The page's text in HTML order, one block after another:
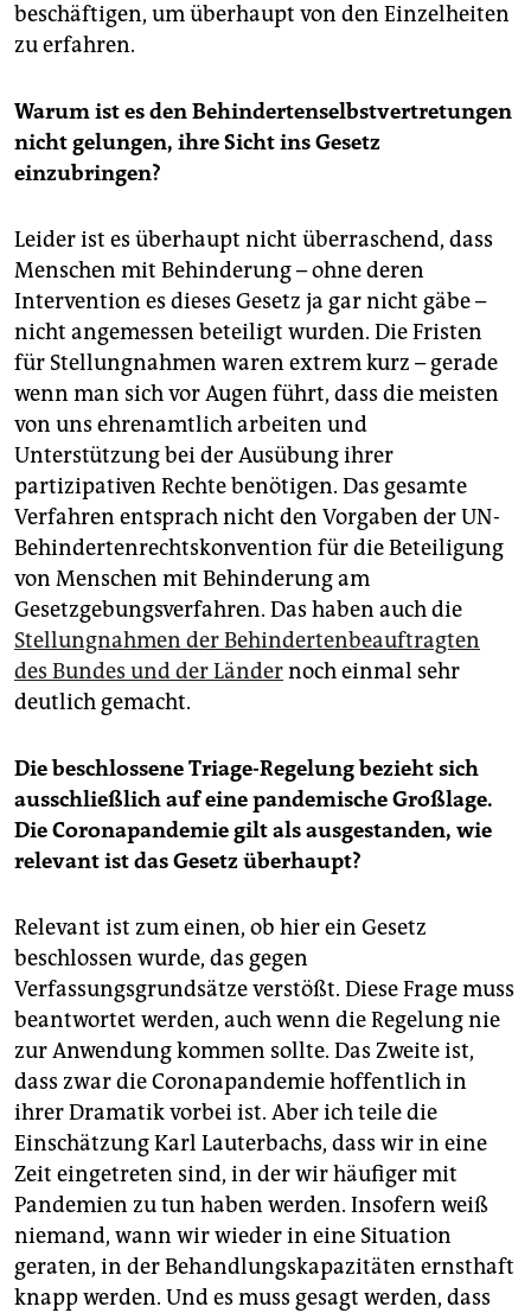
beschäftigen, um überhaupt von den Einzelheiten
zu erfahren.
Warum ist es den Behindertenselbstvertretungen
nicht gelungen, ihre Sicht ins Gesetz
einzubringen?
Leider ist es überhaupt nicht überraschend, dass
Menschen mit Behinderung – ohne deren
Intervention es dieses Gesetz ja gar nicht gäbe –
nicht angemessen beteiligt wurden. Die Fristen
für Stellungnahmen waren extrem kurz – gerade
wenn man sich vor Augen führt, dass die meisten
von uns ehrenamtlich arbeiten und
Unterstützung bei der Ausübung ihrer
partizipativen Rechte benötigen. Das gesamte
Verfahren entsprach nicht den Vorgaben der UN-
Behindertenrechtskonvention für die Beteiligung
von Menschen mit Behinderung am
Gesetzgebungsverfahren. Das haben auch die
Stellungnahmen der Behindertenbeauftragten
des Bundes und der Ländernoch einmal sehr
deutlich gemacht.
Die beschlossene Triage-Regelung bezieht sich
ausschließlich auf eine pandemische Großlage.
Die Coronapandemie gilt als ausgestanden, wie
relevant ist das Gesetz überhaupt?
Relevant ist zum einen, ob hier ein Gesetz
beschlossen wurde, das gegen
Verfassungsgrundsätze verstößt. Diese Frage muss
beantwortet werden, auch wenn die Regelung nie
zur Anwendung kommen sollte. Das Zweite ist,
dass zwar die Coronapandemie hoffentlich in
ihrer Dramatik vorbei ist. Aber ich teile die
Einschätzung Karl Lauterbachs, dass wir in eine
Zeit eingetreten sind, in der wir häufiger mit
Pandemien zu tun haben werden. Insofern weiß
niemand, wann wir wieder in eine Situation
geraten, in der Behandlungskapazitäten ernsthaft
knapp werden. Und es muss gesagt werden, dass